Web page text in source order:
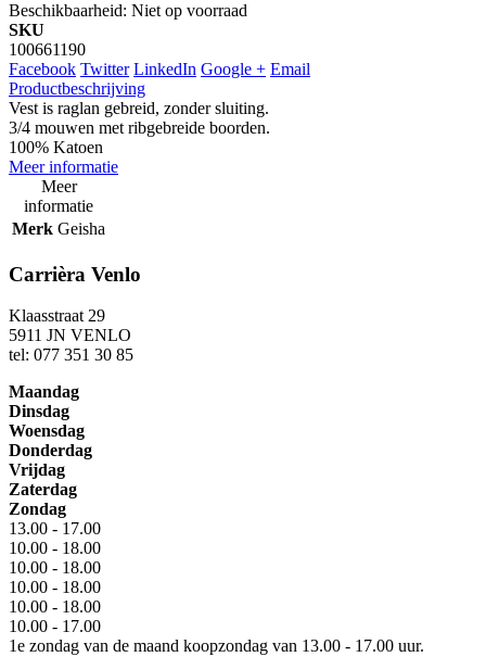
Beschikbaarheid: Niet op voorraad
SKU
100661190
Facebook Twitter LinkedIn Google + Email
Productbeschrijving
Vest is raglan gebreid, zonder sluiting.
3/4 mouwen met ribgebreide boorden.
100% Katoen
Meer informatie
Meer
informatie
Merk Geisha
Carrièra Venlo
Klaasstraat 29
5911 JN VENLO
tel: 077 351 30 85
Maandag
Dinsdag
Woensdag
Donderdag
Vrijdag
Zaterdag
Zondag
13.00 - 17.00
10.00 - 18.00
10.00 - 18.00
10.00 - 18.00
10.00 - 18.00
10.00 - 17.00
1e zondag van de maand koopzondag van 13.00 - 17.00 uur.